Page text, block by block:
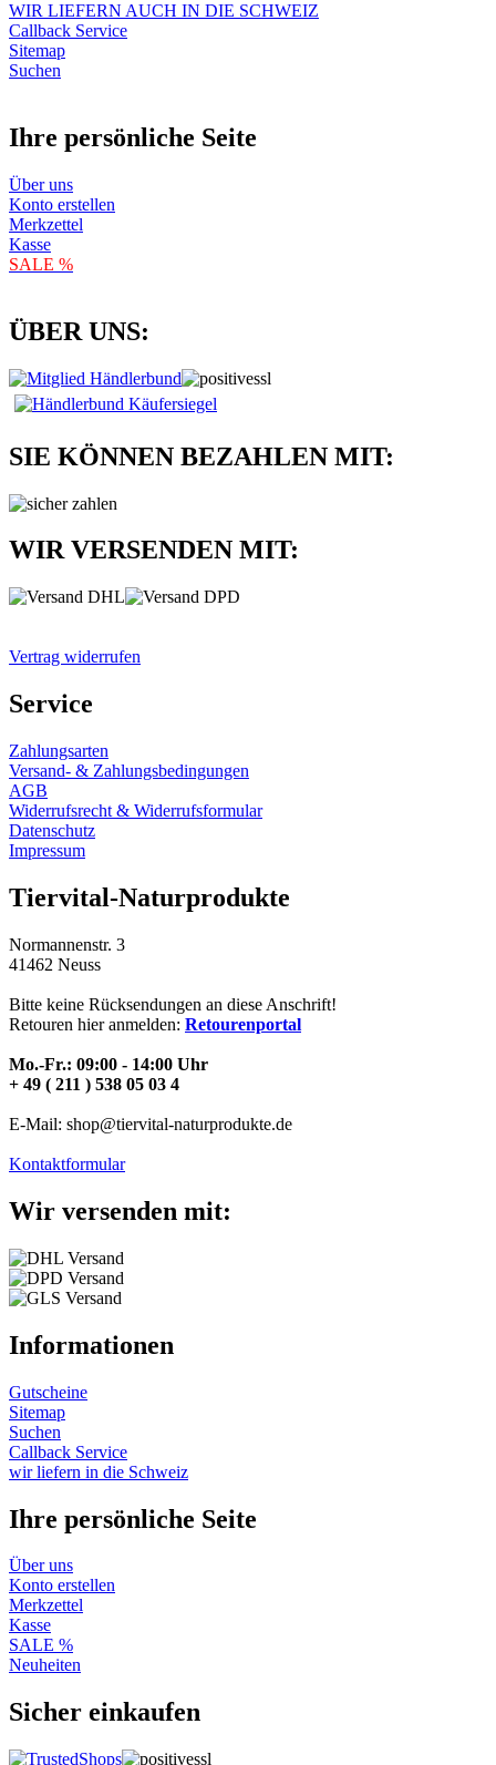
WIR LIEFERN AUCH IN DIE SCHWEIZ
Callback Service
Sitemap
Suchen
Ihre persönliche Seite
Über uns
Konto erstellen
Merkzettel
Kasse
SALE %
ÜBER UNS:
SIE KÖNNEN BEZAHLEN MIT:
WIR VERSENDEN MIT:
Vertrag widerrufen
Service
Zahlungsarten
Versand- & Zahlungsbedingungen
AGB
Widerrufsrecht & Widerrufsformular
Datenschutz
Impressum
Tiervital-Naturprodukte
Normannenstr. 3
41462 Neuss
Bitte keine Rücksendungen an diese Anschrift!
Retouren hier anmelden: Retourenportal
Mo.-Fr.: 09:00 - 14:00 Uhr
+ 49 ( 211 ) 538 05 03 4
E-Mail: shop@tiervital-naturprodukte.de
Kontaktformular
Wir versenden mit:
Informationen
Gutscheine
Sitemap
Suchen
Callback Service
wir liefern in die Schweiz
Ihre persönliche Seite
Über uns
Konto erstellen
Merkzettel
Kasse
SALE %
Neuheiten
Sicher einkaufen